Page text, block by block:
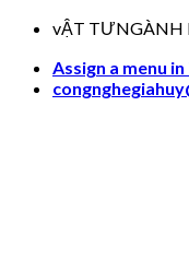
Skip
content
vẬT TƯNGÀNH
Assign a menu